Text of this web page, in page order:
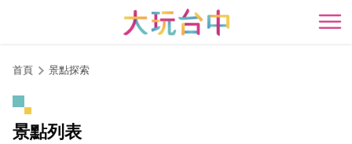
開
首頁 景點探索
景點列表